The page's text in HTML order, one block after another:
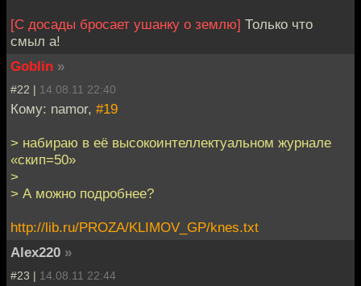
[С досады бросает ушанку о землю] Только что
смыл а!
Goblin »
#22 | 14.08.11 22:40
Кому: namor, #19
> набираю в её высокоинтеллектуальном журнале
«скип=50»
>
> А можно подробнее?
http://lib.ru/PROZA/KLIMOV_GP/knes.txt
Alex220 »
#23 | 14.08.11 22:44